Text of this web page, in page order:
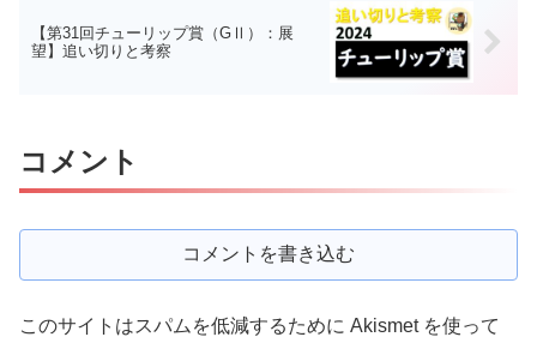
【第31回チューリップ賞（GⅡ）：展
望】追い切りと考察
コメント
コメントを書き込む
このサイトはスパムを低減するために Akismet を使って